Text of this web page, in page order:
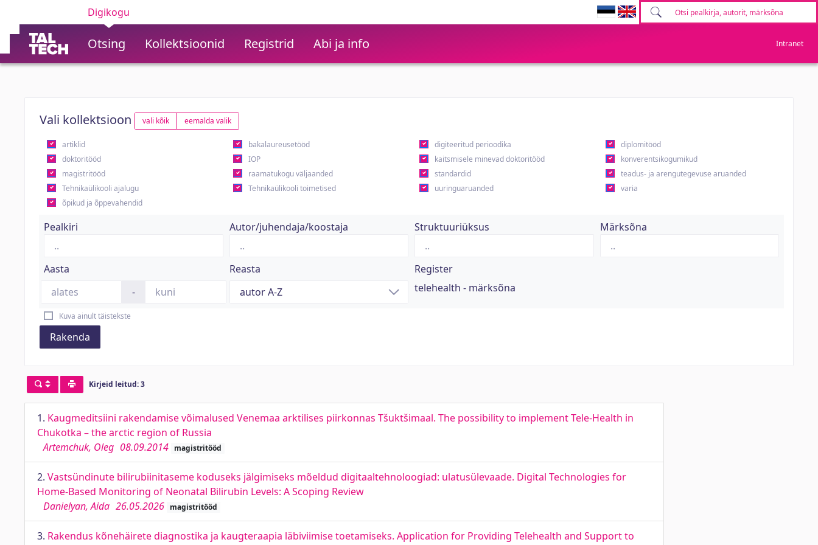
Digikogu
Otsing Kollektsioonid Registrid Abi ja info Intranet
Vali kollektsioon vali kõik eemalda valik
artiklid bakalaureusetööd digiteeritud perioodika
diplomitööd
doktoritööd
IOP kaitsmisele minevad doktoritööd
konverentsikogumikud
magistritööd
raamatukogu väljaanded standardid
teadus- ja arengutegevuse aruanded
Tehnikaülikooli ajalugu
Tehnikaülikooli toimetised uuringuaruanded
varia
õpikud ja õppevahendid
Pealkiri Autor/juhendaja/koostaja Struktuuriüksus Märksõna
Aasta
-
Reasta
Register
telehealth - märksõna
Kuva ainult täistekste
Rakenda
Kirjeid leitud: 3
1. Kaugmeditsiini rakendamise võimalused Venemaa arktilises piirkonnas Tšuktšimaal. The possibility to implement Tele-Health in
Chukotka – the arctic region of Russia
Artemchuk, Oleg 08.09.2014 magistritööd
2. Vastsündinute bilirubiinitaseme koduseks jälgimiseks mõeldud digitaaltehnoloogiad: ulatusülevaade. Digital Technologies for
Home-Based Monitoring of Neonatal Bilirubin Levels: A Scoping Review
Danielyan, Aida 26.05.2026 magistritööd
3. Rakendus kõnehäirete diagnostika ja kaugteraapia läbiviimise toetamiseks. Application for Providing Telehealth and Support to